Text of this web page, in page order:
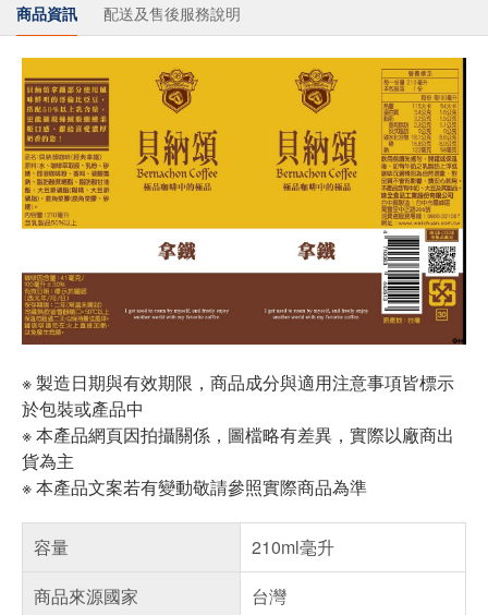
商品資訊 配送及售後服務說明
※ 製造日期與有效期限，商品成分與適用注意事項皆標示
於包裝或產品中
※ 本產品網頁因拍攝關係，圖檔略有差異，實際以廠商出
貨為主
※ 本產品文案若有變動敬請參照實際商品為準
容量
210ml毫升
商品來源國家
台灣